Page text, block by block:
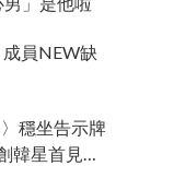
員NEW缺
穩坐告示牌
韓星首見紀